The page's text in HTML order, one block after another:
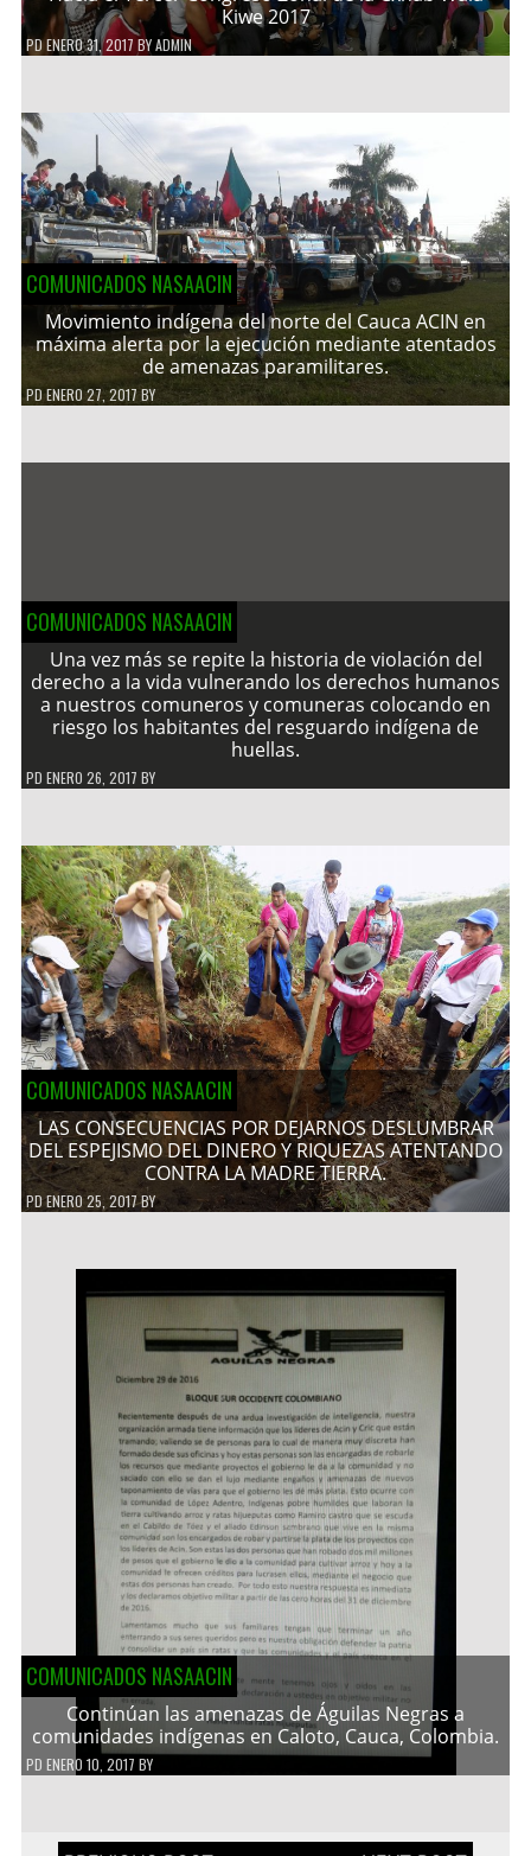
Kiwe 2017
PDENERO 31, 2017 BYADMIN
COMUNICADOS NASAACIN
Movimiento indígena del norte del Cauca ACIN en
máxima alerta por la ejecución mediante atentados
de amenazas paramilitares.
PDENERO 27, 2017 BY
COMUNICADOS NASAACIN
Una vez más se repite la historia de violación del
derecho a la vida vulnerando los derechos humanos
a nuestros comuneros y comuneras colocando en
riesgo los habitantes del resguardo indígena de
huellas.
PD ENERO 26, 2017 BY
COMUNICADOS NASAACIN
LAS CONSECUENCIAS POR DEJARNOS DESLUMBRAR
DEL ESPEJISMO DEL DINERO Y RIQUEZAS ATENTANDO
CONTRA LA MADRE TIERRA.
PDENERO 25, 2017BY
COMUNICADOS NASAACIN
Continúan las amenazas de Águilas Negras a
comunidades indígenas en Caloto, Cauca, Colombia.
PD ENERO 10, 2017 BY